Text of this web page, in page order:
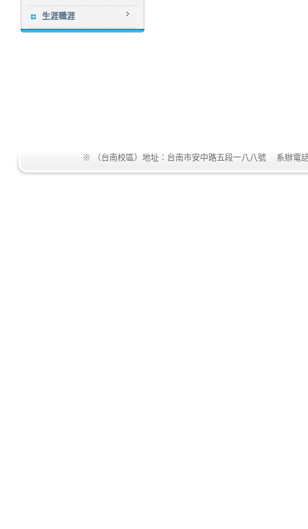
生涯職涯
※ （台南校區）地址：台南市安中路五段一八八號 系辦